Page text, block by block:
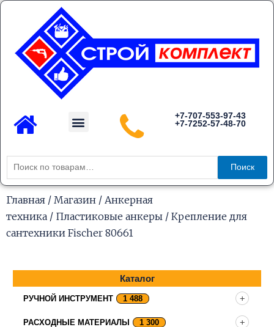
Перейти
содержимому
Menu
+7-707-553-97-43
+7-7252-57-48-70
Искать:
Поиск
Главная / Магазин / Анкерная
техника / Пластиковые анкеры / Крепление для
сантехники Fischer 80661
Каталог
РУЧНОЙ ИНСТРУМЕНТ 1 488
РАСХОДНЫЕ МАТЕРИАЛЫ 1 300